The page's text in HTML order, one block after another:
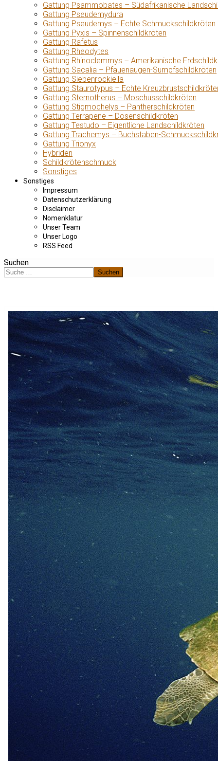
Gattung Psammobates – Südafrikanische
Gattung Pseudemydura
Gattung Pseudemys – Echte Schmuckschildkröten
Gattung Pyxis – Spinnenschildkröten
Gattung Rafetus
Gattung Rheodytes
Gattung Rhinoclemmys – Amerikanische
Gattung Sacalia – Pfauenaugen-Sumpfschildkröten
Gattung Siebenrockiella
Gattung Staurotypus – Echte
Gattung Sternotherus – Moschusschildkröten
Gattung Stigmochelys – Pantherschildkröten
Gattung Terrapene – Dosenschildkröten
Gattung Testudo – Eigentliche Landschildkröten
Gattung Trachemys – Buchstaben-
Gattung Trionyx
Hybriden
Schildkrötenschmuck
Sonstiges
Sonstiges
Impressum
Datenschutzerklärung
Disclaimer
Nomenklatur
Unser Team
Unser Logo
RSS Feed
Suchen
Suchen